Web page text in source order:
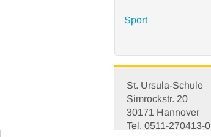
Sport
St. Ursula-Schule
Simrockstr. 20
30171 Hannover
Tel. 0511-270413-0